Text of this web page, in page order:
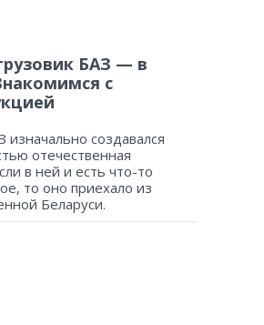
БАЗ — в
с
создавался
отечественная
в ней и есть что-то
то оно приехало из
Беларуси.